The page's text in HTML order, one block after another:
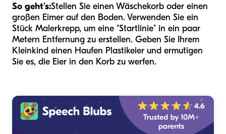
So geht's:Stellen Sie einen Wäschekorb oder einen
großen Eimer auf den Boden. Verwenden Sie ein
Stück Malerkrepp, um eine "Startlinie" in ein paar
Metern Entfernung zu erstellen. Geben Sie Ihrem
Kleinkind einen Haufen Plastikeier und ermutigen
Sie es, die Eier in den Korb zu werfen.